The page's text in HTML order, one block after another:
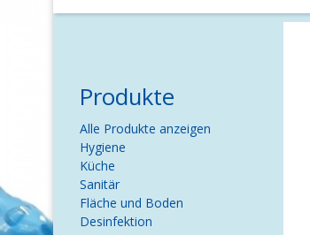
Produkte
Navigation
überspringen
Alle Produkte anzeigen
Hygiene
Küche
Sanitär
Fläche und Boden
Desinfektion